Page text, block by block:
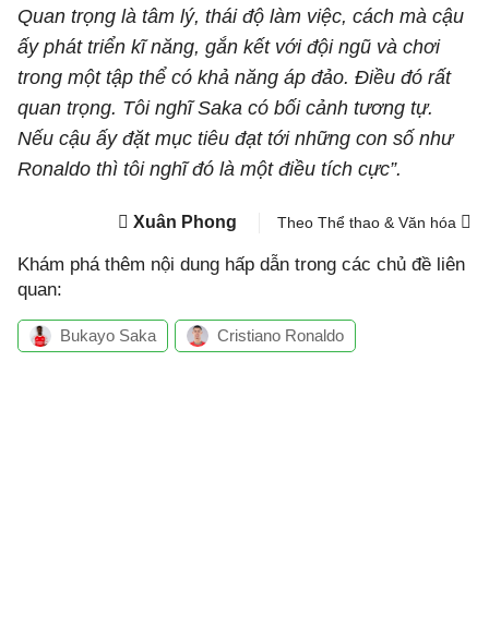
Quan trọng là tâm lý, thái độ làm việc, cách mà cậu
ấy phát triển kĩ năng, gắn kết với đội ngũ và chơi
trong một tập thể có khả năng áp đảo. Điều đó rất
quan trọng. Tôi nghĩ Saka có bối cảnh tương tự.
Nếu cậu ấy đặt mục tiêu đạt tới những con số như
Ronaldo thì tôi nghĩ đó là một điều tích cực”.
Xuân Phong Theo Thể thao & Văn hóa
Khám phá thêm nội dung hấp dẫn trong các chủ đề liên
quan:
Bukayo Saka Cristiano Ronaldo